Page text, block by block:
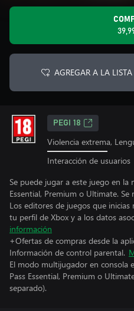
AGREGAR A LA LISTA
PEGI 18
Violencia extrema,
Interacción de usuarios
Se puede jugar a este juego en la
Essential, Premium o Ultimate.
Los editores de juegos que
tu perfil de Xbox y a los datos
información
+Ofertas de compras desde la
Información de control parental.
El modo multijugador en consola
Pass Essential, Premium o
separado).